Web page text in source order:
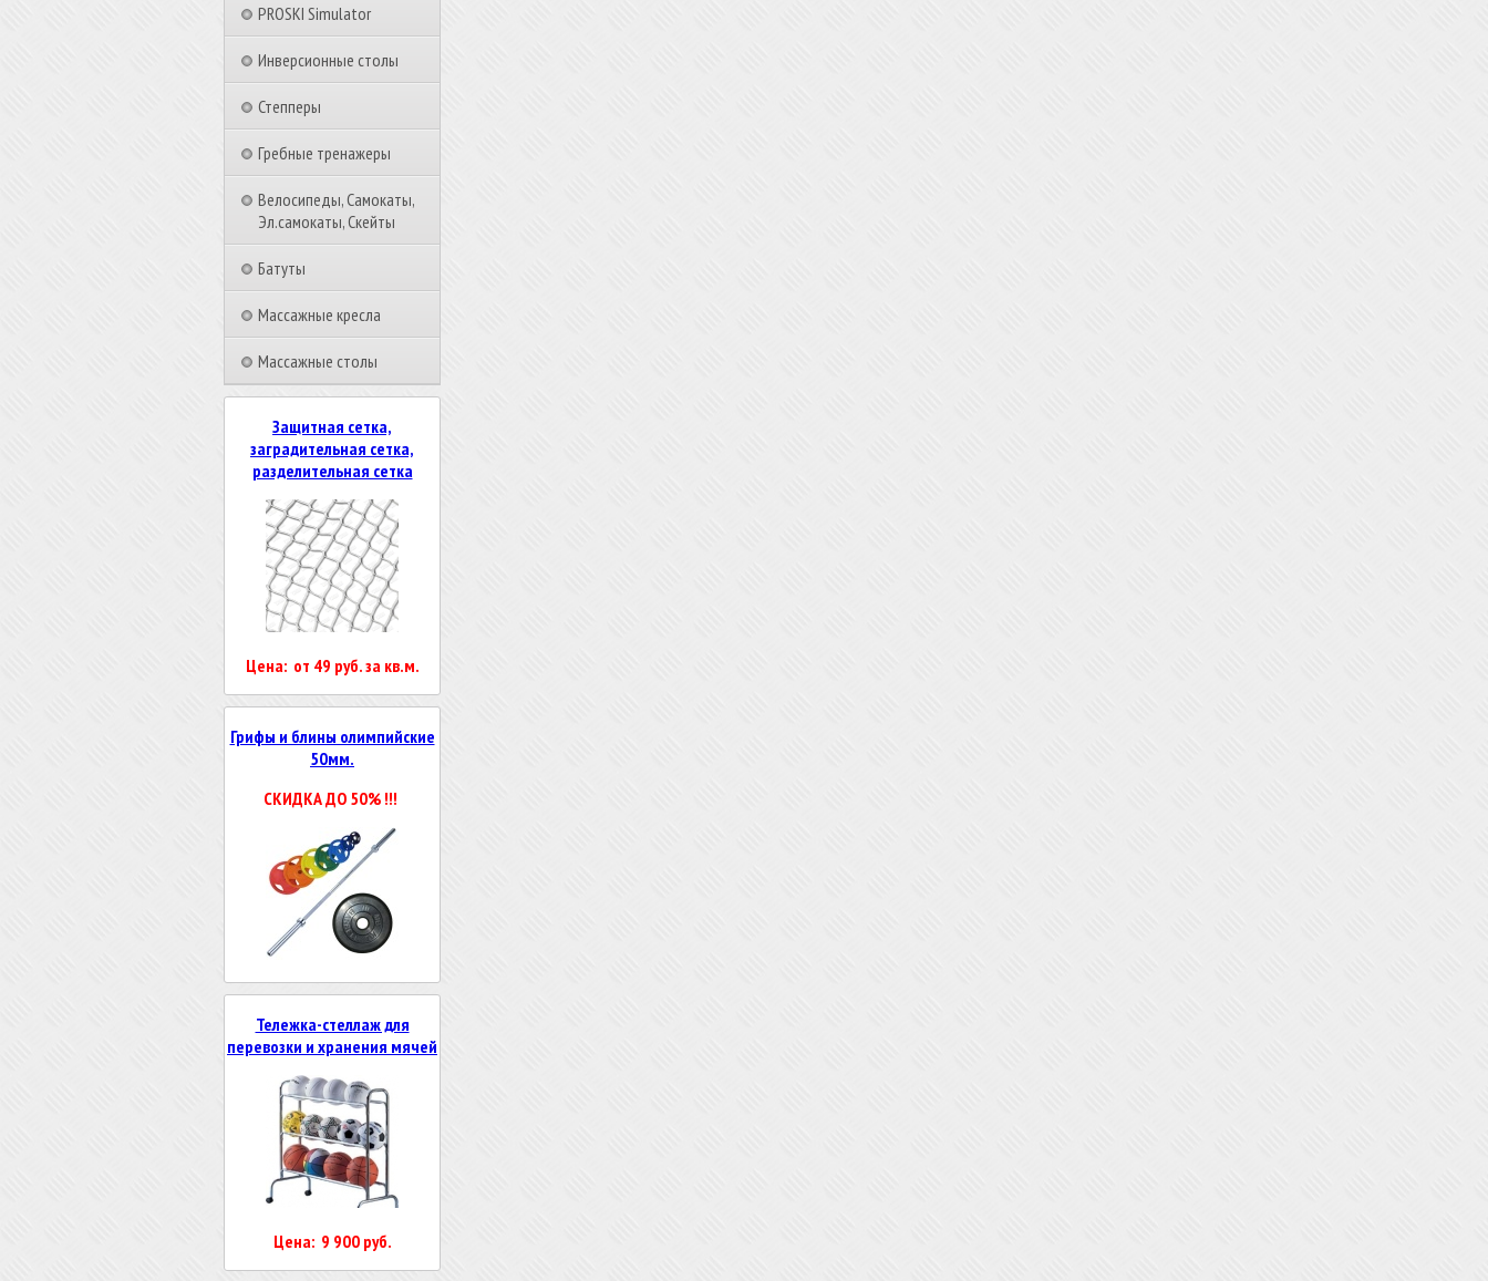
PROSKI Simulator
Инверсионные столы
Степперы
Гребные тренажеры
Велосипеды, Самокаты,
Эл.самокаты, Скейты
Батуты
Массажные кресла
Массажные столы
Защитная сетка,
заградительная сетка,
разделительная сетка
Цена: от 49 руб. за кв.м.
Грифы и блины олимпийские
50мм.
СКИДКА ДО 50% !!!
Тележка-стеллаж для
перевозки и хранения мячей
Цена: 9 900 руб.